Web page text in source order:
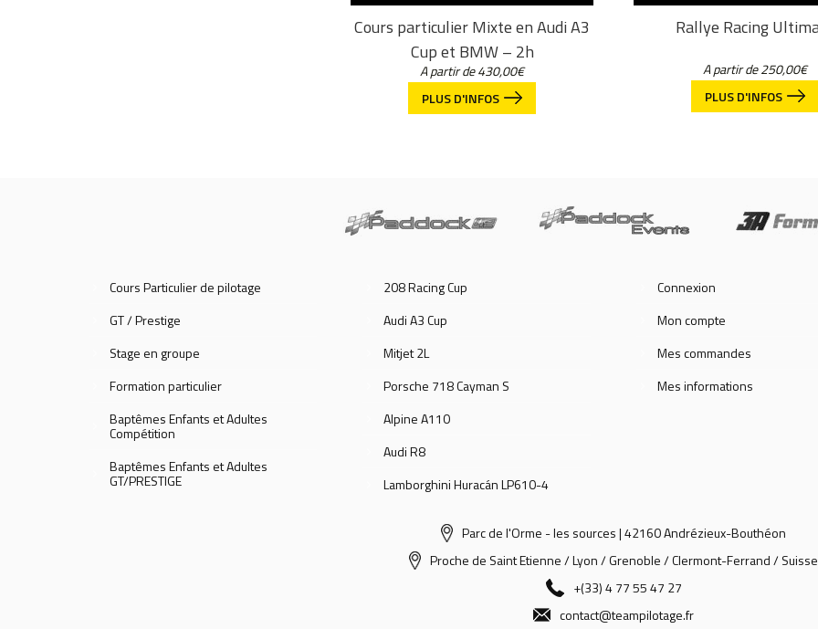
Cours particulier Mixte en Audi A3
Cup et BMW – 2h
A partir de430,00€
PLUS D'INFOS
Rallye Racing
A partir de250,00€
PLUS D'INFOS
Cours Particulier de pilotage
GT / Prestige
Stage en groupe
Formation particulier
Baptêmes Enfants et Adultes
Compétition
Baptêmes Enfants et Adultes
GT/PRESTIGE
208 Racing Cup
Audi A3 Cup
Mitjet 2L
Porsche 718 Cayman S
Alpine A110
Audi R8
Lamborghini Huracán LP610-4
Connexion
Mon compte
Mes commandes
Mes informations
Parc de l'Orme - les sources | 42160 Andrézieux-Bouthéon
Proche de Saint Etienne / Lyon / Grenoble / Clermont-Ferrand / Suisse
+(33) 4 77 55 47 27
contact@teampilotage.fr